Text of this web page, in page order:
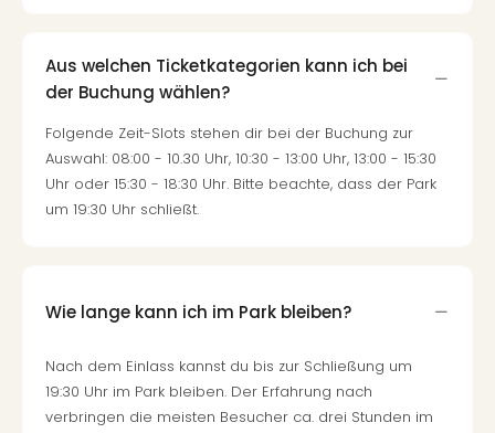
Aus welchen Ticketkategorien kann ich bei
der Buchung wählen?
Folgende Zeit-Slots stehen dir bei der Buchung zur
Auswahl: 08:00 - 10.30 Uhr, 10:30 - 13:00 Uhr, 13:00 - 15:30
Uhr oder 15:30 - 18:30 Uhr. Bitte beachte, dass der Park
um 19:30 Uhr schließt.
Wie lange kann ich im Park bleiben?
Nach dem Einlass kannst du bis zur Schließung um
19:30 Uhr im Park bleiben. Der Erfahrung nach
verbringen die meisten Besucher ca. drei Stunden im